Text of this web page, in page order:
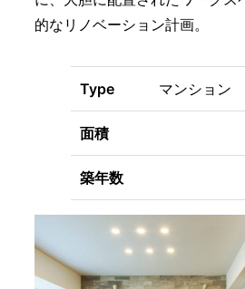
的なリノベーション計画。
Type マンション
面積
築年数